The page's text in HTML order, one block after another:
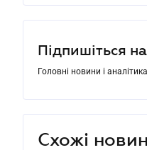
Підпишіться
Головні новини і
Схожі